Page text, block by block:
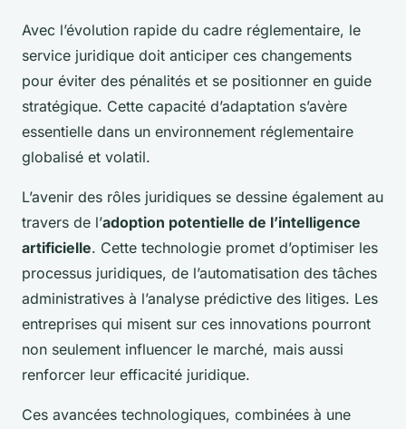
Avec l’évolution rapide du cadre réglementaire, le
service juridique doit anticiper ces changements
pour éviter des pénalités et se positionner en guide
stratégique. Cette capacité d’adaptation s’avère
essentielle dans un environnement réglementaire
globalisé et volatil.
L’avenir des rôles juridiques se dessine également au
travers de l’adoption potentielle de l’intelligence
artificielle. Cette technologie promet d’optimiser les
processus juridiques, de l’automatisation des tâches
administratives à l’analyse prédictive des litiges. Les
entreprises qui misent sur ces innovations pourront
non seulement influencer le marché, mais aussi
renforcer leur efficacité juridique.
Ces avancées technologiques, combinées à une